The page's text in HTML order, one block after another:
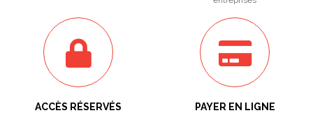
ACCÈS RÉSERVÉS PAYER EN LIGNE